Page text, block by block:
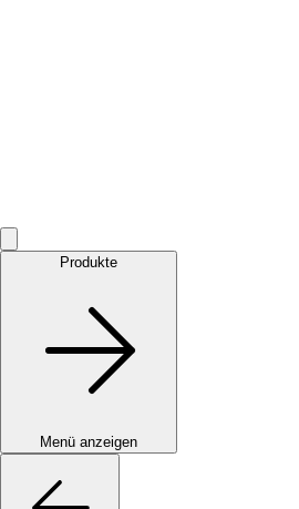
Produkte
Menü anzeigen